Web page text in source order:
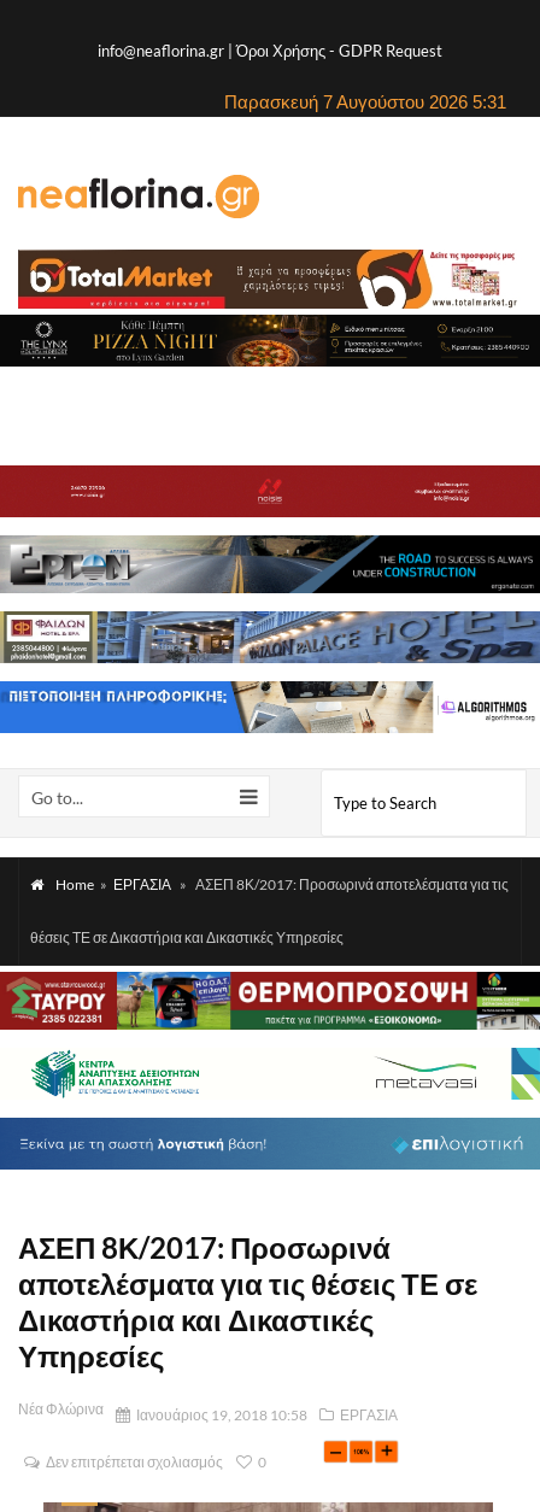
info@neaflorina.gr |Όροι Χρήσης- GDPR Request
Παρασκευή 7 Αυγούστου 2026 5:31
Go to...
Home » ΕΡΓΑΣΙΑ » ΑΣΕΠ 8Κ/2017: Προσωρινά αποτελέσματα για τις
θέσεις ΤΕ σε Δικαστήρια και Δικαστικές Υπηρεσίες
ΑΣΕΠ 8Κ/2017: Προσωρινά
αποτελέσματα για τις θέσεις ΤΕ σε
Δικαστήρια και Δικαστικές
Υπηρεσίες
Νέα Φλώρινα Ιανουάριος 19, 2018 10:58 ΕΡΓΑΣΙΑ
Δεν επιτρέπεται σχολιασμός 0